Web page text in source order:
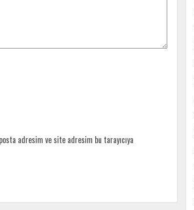
adresim ve site adresim bu tarayıcıya